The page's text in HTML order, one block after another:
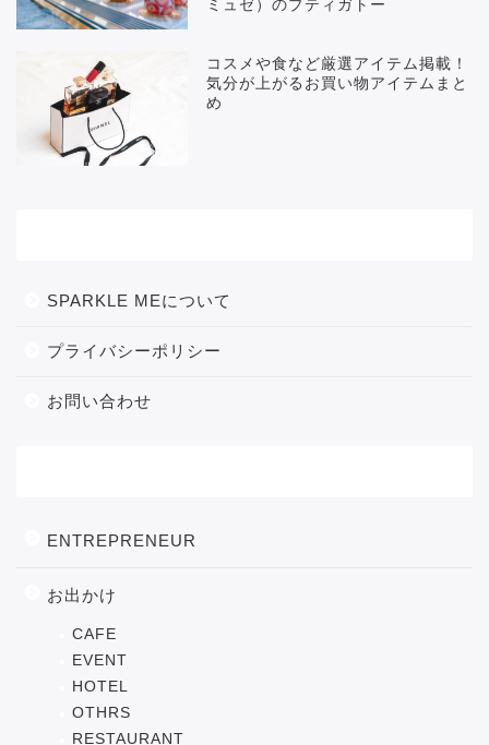
ミュゼ）のプティガトー
コスメや食など厳選アイテム掲載！
気分が上がるお買い物アイテムまと
め
SPARKLE MEについて
プライバシーポリシー
お問い合わせ
ENTREPRENEUR
お出かけ
CAFE
EVENT
HOTEL
OTHRS
RESTAURANT